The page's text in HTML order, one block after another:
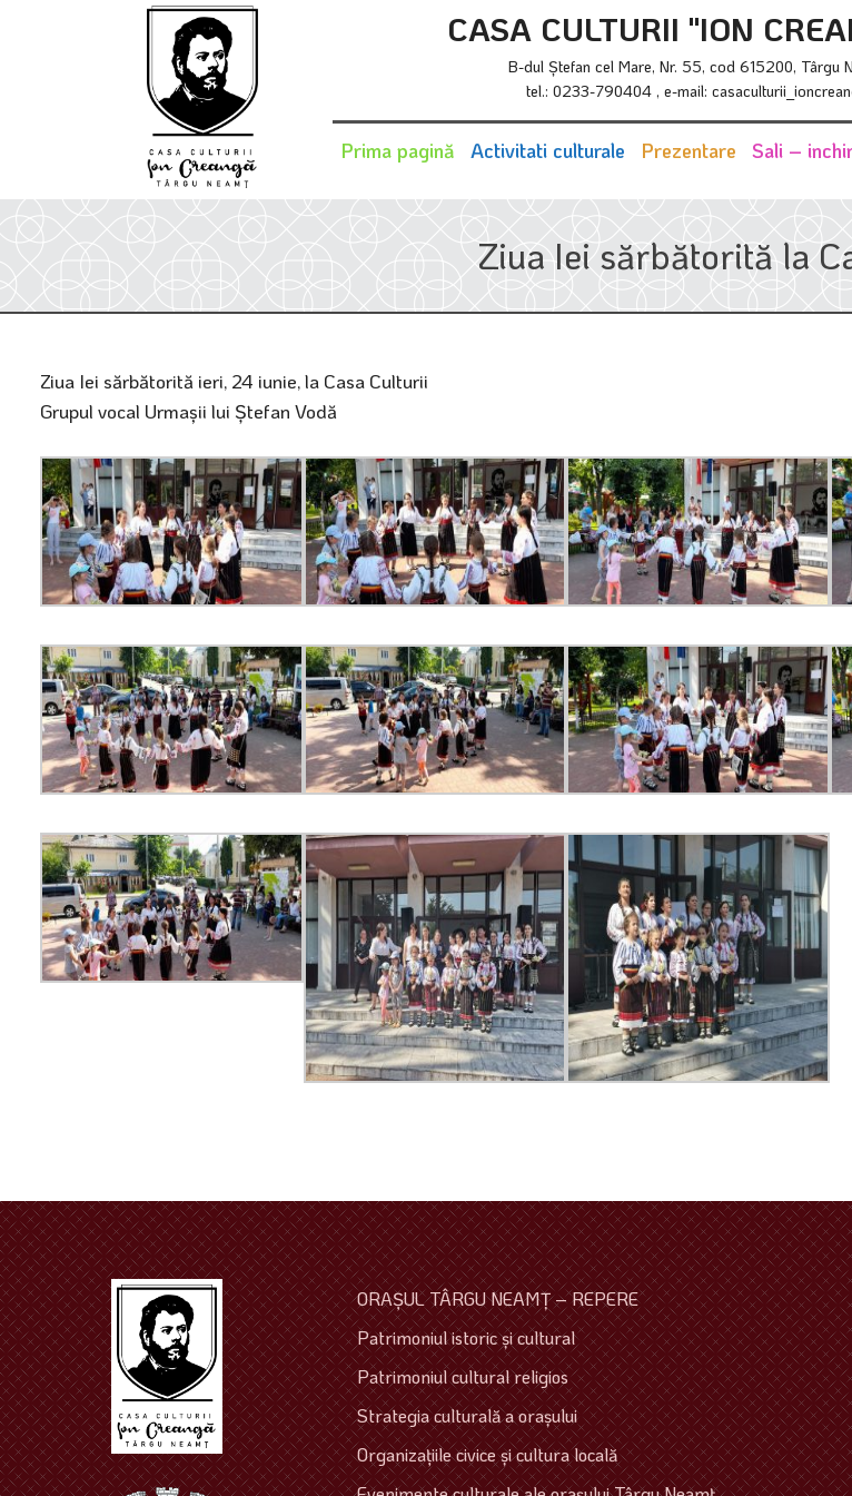
CASA CULTURII "ION
B-dul Ştefan cel Mare, Nr. 55, cod 615200, Târgu
tel.: 0233-790404 , e-mail:
Prima pagină Activitati culturale Prezentare Sali –
Ziua Iei sărbătorită la
Ziua Iei sărbătorită ieri, 24 iunie, la Casa Culturii
Grupul vocal Urmașii lui Ștefan Vodă
ORAŞUL TÂRGU NEAMŢ – REPERE
Patrimoniul istoric şi cultural
Patrimoniul cultural religios
Strategia culturală a oraşului
Organizaţiile civice şi cultura locală